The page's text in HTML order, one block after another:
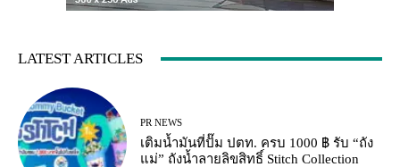
LATEST ARTICLES
PR NEWS
เติมน้ำมันที่ปั๊ม ปตท. ครบ 1000 ฿ รับ “ถัง
แม่” ถังน้ำลายลิขสิทธิ์ Stitch Collection